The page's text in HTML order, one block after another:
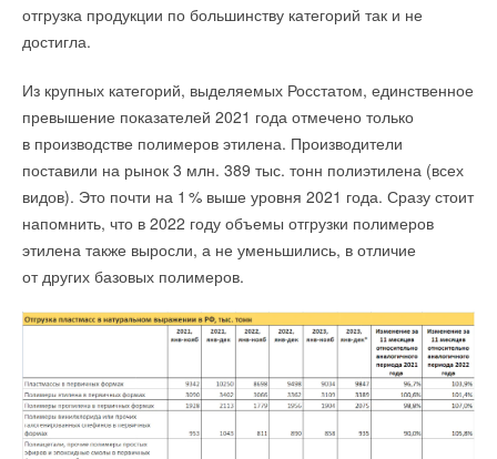
отгрузка продукции по большинству категорий так и не
достигла.
Из крупных категорий, выделяемых Росстатом, единственное
превышение показателей 2021 года отмечено только
в производстве полимеров этилена. Производители
поставили на рынок 3 млн. 389 тыс. тонн полиэтилена (всех
видов). Это почти на 1% выше уровня 2021 года. Сразу стоит
напомнить, что в 2022 году объемы отгрузки полимеров
этилена также выросли, а не уменьшились, в отличие
от других базовых полимеров.